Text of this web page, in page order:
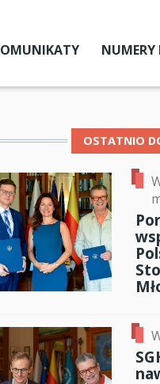
SGH
SGH
NUMERY
Aktualny
OSTATNIO